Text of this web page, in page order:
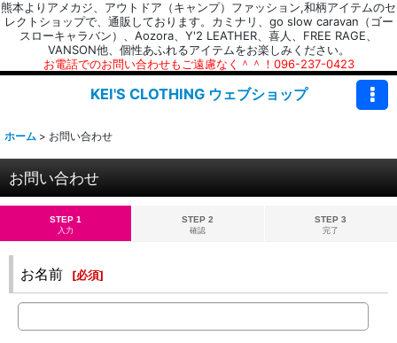
熊本よりアメカジ、アウトドア（キャンプ）ファッション,和柄アイテムのセ
レクトショップで、通販しております。カミナリ、go slow caravan（ゴー
スローキャラバン）、Aozora、Y'2 LEATHER、喜人、FREE RAGE、
VANSON他、個性あふれるアイテムをお楽しみください。
お電話でのお問い合わせもご遠慮なく＾＾！096-237-0423
KEI'S CLOTHING ウェブショップ
ホーム > お問い合わせ
お問い合わせ
STEP 1
入力
STEP 2
確認
STEP 3
完了
お名前 [必須]